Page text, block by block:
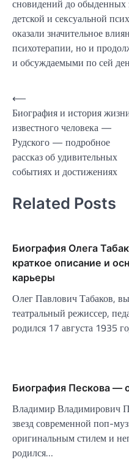
сновидений до
детской и сексуальной
оказали значительное
психотерапии, но и
и обсуждаемыми по сей
Навигация
по
записям
⟵
Биография и история
известного человека —
Рудского — подробное
рассказ об удивительных
событиях и достижениях
Related Posts
Биография Олега
краткое описание и
карьеры
Олег Павлович Табаков,
театральный режиссер,
родился 17 августа 1935
Биография Пескова —
Владимир Владимирович
звезд современной поп-
оригинальным стилем и
родился…